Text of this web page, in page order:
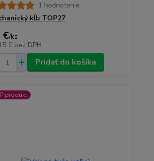
1 hodnotenie
kĺb TOP27
€/ks
€ bez DPH
Pridať do košíka
produkt